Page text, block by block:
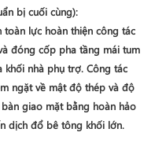
bị cuối cùng):
lực hoàn thiện công tác
đóng cốp pha tầng mái tum
khối nhà phụ trợ. Công tác
ngặt về mật độ thép và độ
giao mặt bằng hoàn hảo
dịch đổ bê tông khối lớn.